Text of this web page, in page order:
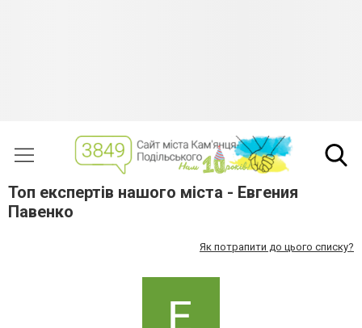
Топ експертів нашого міста - Евгения
Павенко
Як потрапити до цього списку?